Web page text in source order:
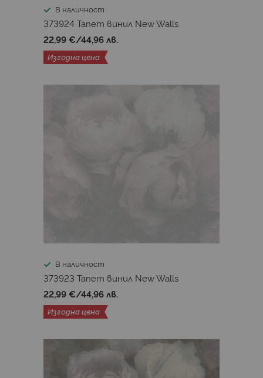
В наличност
373924 Тапет винил New Walls
22,99 €/44,96 лв.
Изгодна цена
В наличност
373923 Тапет винил New Walls
22,99 €/44,96 лв.
Изгодна цена